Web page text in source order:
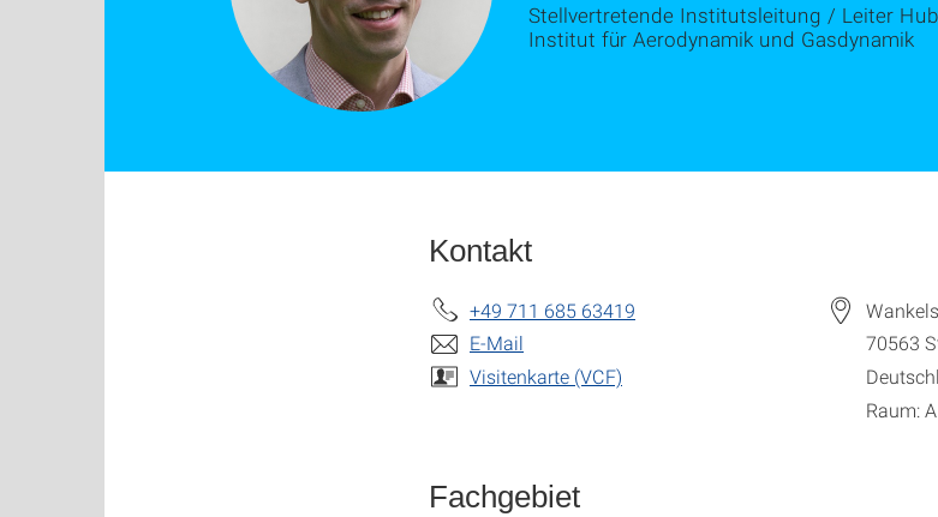
Stellvertretende Institutsleitung / Leiter
Institut für Aerodynamik und Gasdynamik
Kontakt
+49 711 685 63419
E-Mail
Visitenkarte (VCF)
70563
Raum:
Fachgebiet